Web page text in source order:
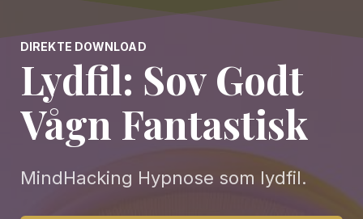
DIREKTE DOWNLOAD
Lydfil: Sov Godt
Vågn Fantastisk
MindHacking Hypnose som lydfil.